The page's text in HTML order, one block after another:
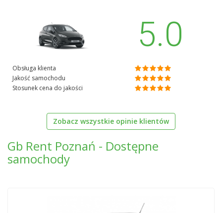
5.0
Obsługa klienta
Jakość samochodu
Stosunek cena do jakości
Zobacz wszystkie opinie klientów
Gb Rent Poznań - Dostępne
samochody